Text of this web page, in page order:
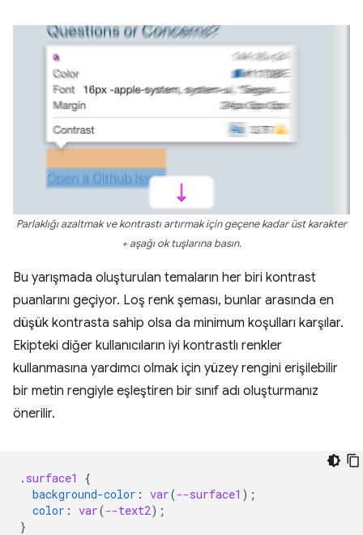
Parlaklığı azaltmak ve kontrastı artırmak için geçene kadar üst karakter
+ aşağı ok tuşlarına basın.
Bu yarışmada oluşturulan temaların her biri kontrast
puanlarını geçiyor. Loş renk şeması, bunlar arasında en
düşük kontrasta sahip olsa da minimum koşulları karşılar.
Ekipteki diğer kullanıcıların iyi kontrastlı renkler
kullanmasına yardımcı olmak için yüzey rengini erişilebilir
bir metin rengiyle eşleştiren bir sınıf adı oluşturmanız
önerilir.
. surface1
{
background-color : var(--surface1 );
color : var(--text2);
}